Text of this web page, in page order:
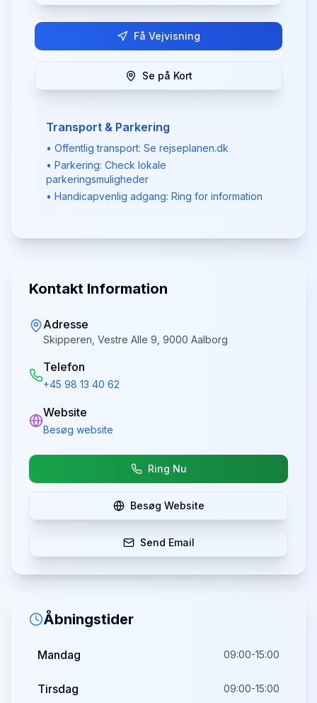
Få Vejvisning
Se på Kort
Transport & Parkering
• Offentlig transport: Se rejseplanen.dk
• Parkering: Check lokale
parkeringsmuligheder
• Handicapvenlig adgang: Ring for information
Kontakt Information
Adresse
Skipperen, Vestre Alle 9, 9000 Aalborg
Telefon
+45 98 13 40 62
Website
Besøg website
Ring Nu
Besøg Website
Send Email
Åbningstider
Mandag 09:00-15:00
Tirsdag 09:00-15:00